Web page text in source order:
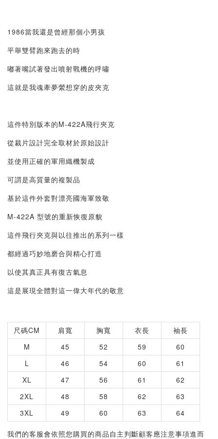
1986當我還是曾經那個小男孩
平舉雙臂跑來跑去的時
嘟著嘴試著發出噴射戰機的呼嘯
這就是我魂牽夢縈想穿的皮夾克
這件特別版本的M-422A飛行夾克
從裁片設計完全取材於原始設計
並使用正確的軍用織機製成
可謂是高質量的複製品
基於這件外套對漂亮國海軍致敬
M-422A 型號的重新恢復原貌
這件飛行夾克與以往推出的系列一樣
都經過巧妙地磨合與精心打造
以使其真正具有復古氣息
這是展現全體對這一偉大年代的敬意
尺碼CM 肩寬 胸寬 衣長
袖長
M
45 52 59
60
L
46 54 60
61
XL
47 56 61
62
2XL
48 58 62
63
3XL
49 60 63 64
我們的客服會依照您購買的商品自主判斷顧客應注意事項進而